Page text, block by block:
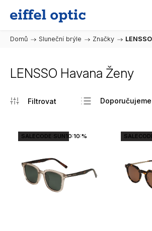
Domů / Sluneční brýle / Značky /
LENSSO Havana Ženy
Doporučujeme
Nejdražší
Abecedně
SALECODE:SUN10:10:%